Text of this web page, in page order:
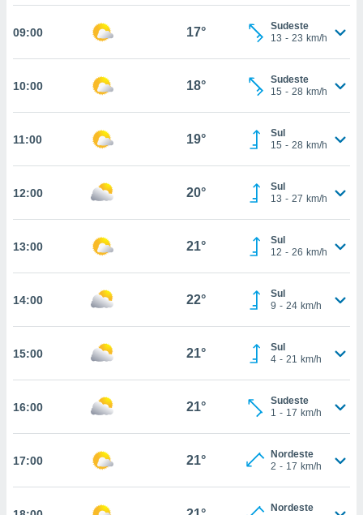
a
a
de que
o
Pode
ao
09:00 17°
Sudeste
13 - 23 km/h
10:00 18°
Sudeste
15 - 28 km/h
11:00 19°
Sul
15 - 28 km/h
12:00 20°
Sul
13 - 27 km/h
13:00 21°
Sul
12 - 26 km/h
14:00 22°
Sul
9 - 24 km/h
15:00 21°
Sul
4 - 21 km/h
16:00 21°
Sudeste
1 - 17 km/h
17:00 21°
Nordeste
2 - 17 km/h
Nordeste